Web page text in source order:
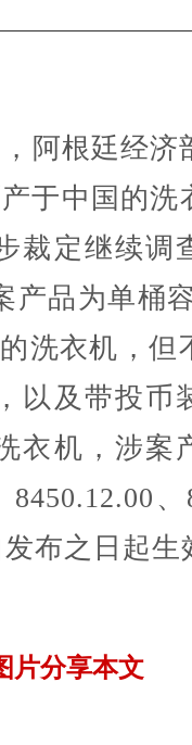
根廷经济
于中国的洗
裁定继续调
产品为单桶
洗衣机，但
以及带投币
衣机，涉案
布之日起生
片分享本文